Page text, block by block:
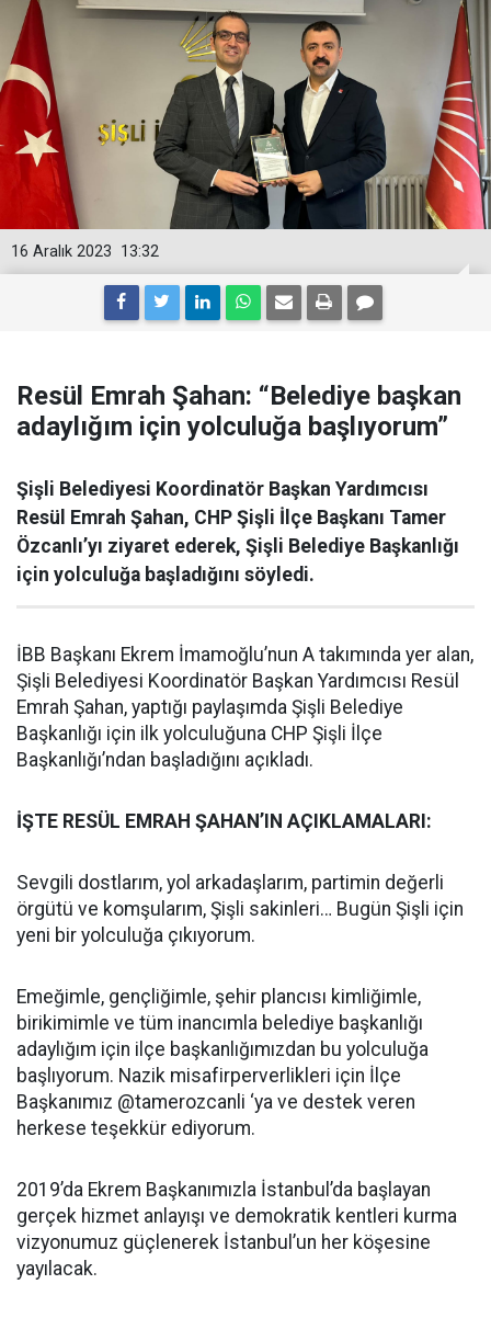
13:32
16 Aralık 2023
Resül Emrah Şahan: “Belediye başkan
adaylığım için yolculuğa başlıyorum”
Şişli Belediyesi Koordinatör Başkan Yardımcısı
Resül Emrah Şahan, CHP Şişli İlçe Başkanı Tamer
Özcanlı’yı ziyaret ederek, Şişli Belediye Başkanlığı
için yolculuğa başladığını söyledi.
İBB Başkanı Ekrem İmamoğlu’nun A takımında yer alan,
Şişli Belediyesi Koordinatör Başkan Yardımcısı Resül
Emrah Şahan, yaptığı paylaşımda Şişli Belediye
Başkanlığı için ilk yolculuğuna CHP Şişli İlçe
Başkanlığı’ndan başladığını açıkladı.
İŞTE RESÜL EMRAH ŞAHAN’IN AÇIKLAMALARI:
Sevgili dostlarım, yol arkadaşlarım, partimin değerli
örgütü ve komşularım, Şişli sakinleri… Bugün Şişli için
yeni bir yolculuğa çıkıyorum.
Emeğimle, gençliğimle, şehir plancısı kimliğimle,
birikimimle ve tüm inancımla belediye başkanlığı
adaylığım için ilçe başkanlığımızdan bu yolculuğa
başlıyorum. Nazik misafirperverlikleri için İlçe
Başkanımız @tamerozcanli ‘ya ve destek veren
herkese teşekkür ediyorum.
2019’da Ekrem Başkanımızla İstanbul’da başlayan
gerçek hizmet anlayışı ve demokratik kentleri kurma
vizyonumuz güçlenerek İstanbul’un her köşesine
yayılacak.